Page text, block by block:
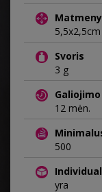
5,5x2,5cm
Svoris
3 g
12 mėn.
500
yra